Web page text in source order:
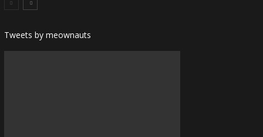
Tweets by meownauts